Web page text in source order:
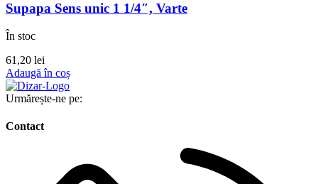
Supapa Sens unic 1 1/4″, Varte
În stoc
61,20 lei
Adaugă în coș
Urmărește-ne pe:
Contact